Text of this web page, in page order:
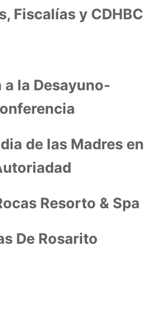
Fiscalías y CDHBC
a la Desayuno-
de las Madres en
Resorto & Spa
De Rosarito